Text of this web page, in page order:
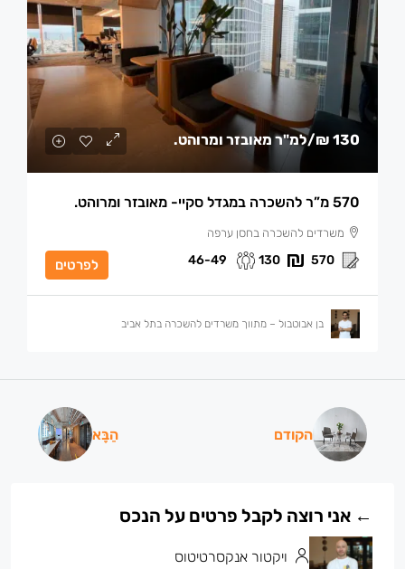
130 ₪ /למ"ר מאובזר ומרוהט.
570 מ”ר להשכרה במגדל סקיי- מאובזר ומרוהט.
משרדים להשכרה בחסן ערפה
570
130
46-49 לפרטים
בן אבוטבול – מתווך משרדים להשכרה בתל אביב
הקודם הַבָּא
ויקטור אנקסרטיטוס